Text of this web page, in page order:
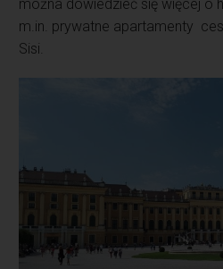
można dowiedzieć się więcej o
m.in. prywatne apartamenty
Sisi.